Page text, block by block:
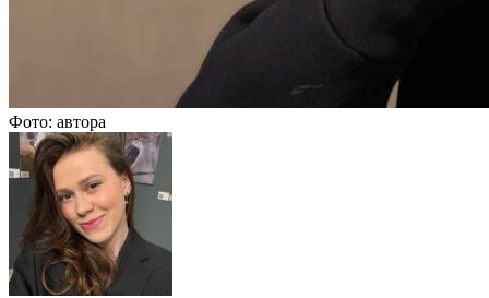
Фото: автора